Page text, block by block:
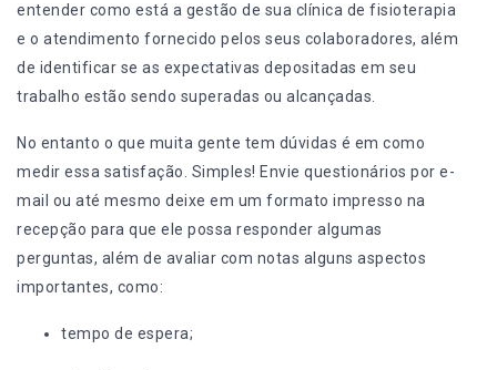
entender como está a gestão de sua clínica de fisioterapia
e o atendimento fornecido pelos seus colaboradores, além
de identificar se as expectativas depositadas em seu
trabalho estão sendo superadas ou alcançadas.
No entanto o que muita gente tem dúvidas é em como
medir essa satisfação. Simples! Envie questionários por e-
mail ou até mesmo deixe em um formato impresso na
recepção para que ele possa responder algumas
perguntas, além de avaliar com notas alguns aspectos
importantes, como:
tempo de espera;